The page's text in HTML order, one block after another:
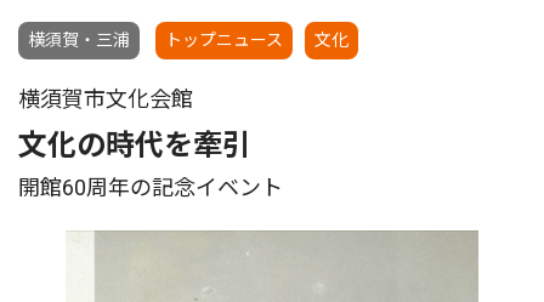
横須賀・三浦 トップニュース 文化
横須賀市文化会館
文化の時代を牽引
開館60周年の記念イベント